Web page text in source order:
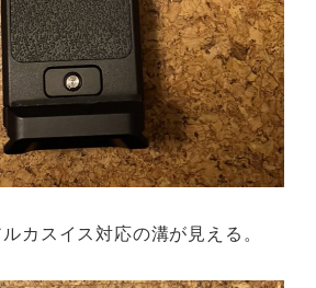
カスイス対応の溝が見える。